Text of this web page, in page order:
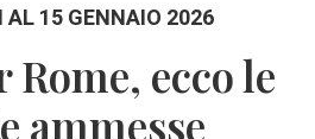
AL 15 GENNAIO 2026
ecco le
ammesse